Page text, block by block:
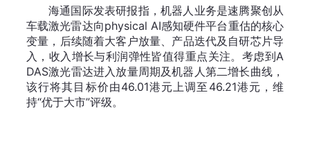
海通国际发表研报指，机器人业务是速腾聚创从
车载激光雷达向physical AI感知硬件平台重估的核心
变量，后续随着大客户放量、产品迭代及自研芯片导
入，收入增长与利润弹性皆值得重点关注。考虑到A
DAS激光雷达进入放量周期及机器人第二增长曲线，
该行将其目标价由46.01港元上调至46.21港元，维
持“优于大市”评级。